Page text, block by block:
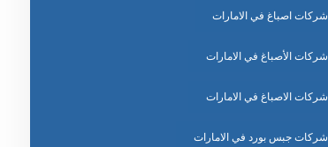
شركات اصباغ في الامارات
شركات الأصباغ في الامارات
شركات الاصباغ في الامارات
شركات جبس بورد في الامارات